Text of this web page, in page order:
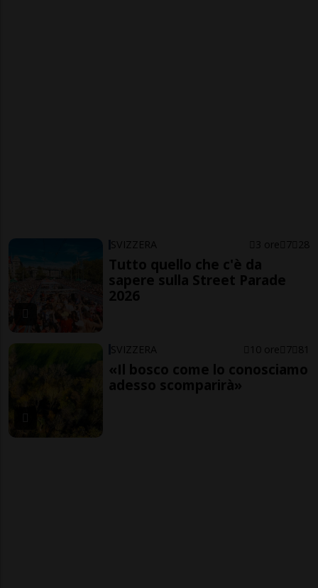
SVIZZERA 3 ore 7 28
Tutto quello che c'è da
sapere sulla Street Parade
2026
SVIZZERA 10 ore 7 81
«Il bosco come lo conosciamo
adesso scomparirà»